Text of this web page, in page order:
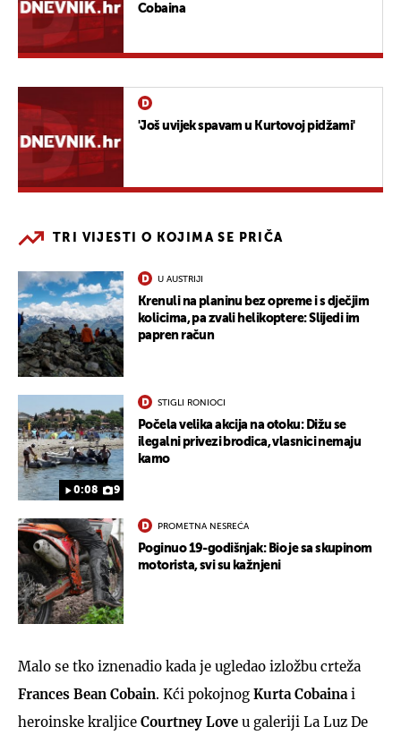
Cobaina
'Još uvijek spavam u Kurtovoj pidžami'
TRI VIJESTI O KOJIMA SE PRIČA
U AUSTRIJI
Krenuli na planinu bez opreme i s dječjim
kolicima, pa zvali helikoptere: Slijedi im
papren račun
0:08 9
STIGLI RONIOCI
Počela velika akcija na otoku: Dižu se
ilegalni privezi brodica, vlasnici nemaju
kamo
PROMETNA NESREĆA
Poginuo 19-godišnjak: Bio je sa skupinom
motorista, svi su kažnjeni
Malo se tko iznenadio kada je ugledao izložbu crteža
Frances Bean Cobain. Kći pokojnog Kurta Cobaina i
heroinske kraljice Courtney Love u galeriji La Luz De